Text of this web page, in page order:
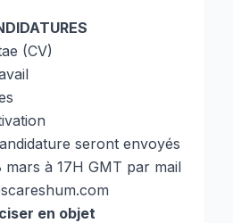
(CV)
seront envoyés
à 17H GMT par mail
en objet